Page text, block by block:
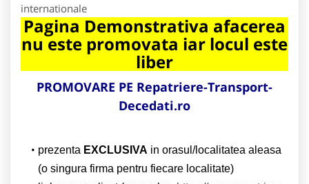
internationale
Pagina Demonstrativa afacerea
nu este promovata iar locul este
liber
PROMOVARE PE Repatriere-Transport-
Decedati.ro
prezenta EXCLUSIVA in orasul/localitatea aleasa
(o singura firma pentru fiecare localitate)